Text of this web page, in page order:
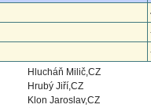
Hlucháň Milič,CZ
Hrubý Jiří,CZ
Klon Jaroslav,CZ